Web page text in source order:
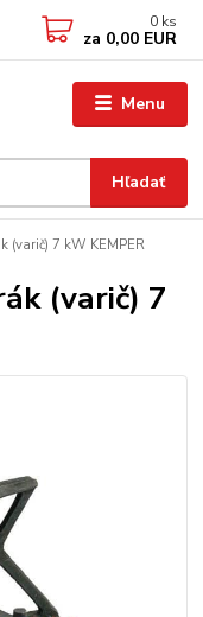
Menu
Hľadať
0 ks
za 0,00 EUR
(varič) 7 kW KEMPER
(varič) 7